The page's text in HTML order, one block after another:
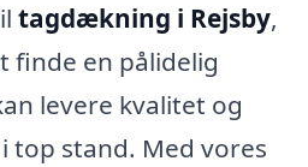
tagdækning i Rejsby,
finde en pålidelig
levere kvalitet og
top stand. Med vores